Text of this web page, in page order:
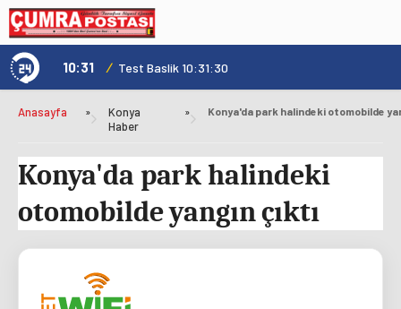
Genç Kültür Kart ile Konya'da Üniversite Yaşamı Daha Avantajlı 10:31 / Test Baslik 10:31:30
Anasayfa »
Konya
Haber
»
Konya'da park halindeki
otomobilde yangın çıktı